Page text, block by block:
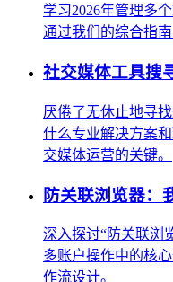
学习2026年管理多
通过我们的综合指
社交媒体工具搜
厌倦了无休止地寻
什么专业解决方案
交媒体运营的关键。
防关联浏览器：
深入探讨“防关联浏
多账户操作中的核
作流设计。